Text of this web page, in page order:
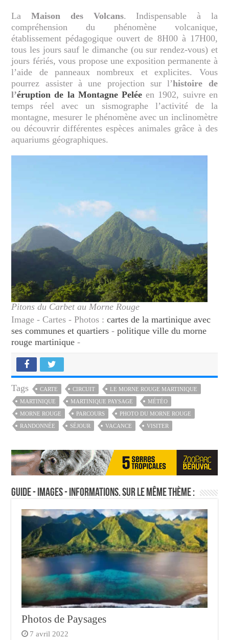
La Maison des Volcans. Indispensable à la
compréhension du phénomène volcanique,
établissement pédagogique ouvert de 8H00 à 17H00,
tous les jours sauf le dimanche (ou sur rendez-vous) et
jours fériés, vous propose une exposition permanente à
l’aide de panneaux nombreux et explicites. Vous
pourrez assister à une projection sur l’histoire de
l’éruption de la Montagne Pelée en 1902, suivre en
temps réel avec un sismographe l’activité de la
montagne, mesurer le phénomène avec un inclinomètre
ou découvrir différentes espèces animales grâce à des
aquariums géographiques.
Pitons du Carbet au Morne Rouge
Image - Cartes - Photos :cartes de la martinique avec
ses communes et quartiers -politique ville du morne
rouge martinique -
Tags CARTE CIRCUIT
LE MORNE ROUGE MARTINIQUE
MARTINIQUE
MARTINIQUE PAYSAGE
MÉTÉO
MORNE ROUGE
PARCOURS
PHOTO DU MORNE ROUGE
RANDONNÉE
SÉJOUR VACANCE VISITER
Guide - Images - Informations. Sur le même thème :
Photos de Paysages
7 avril 2022